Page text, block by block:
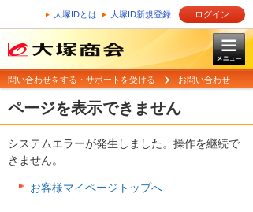
大塚IDとは 大塚ID新規登録 ログイン
問い合わせをする・サポートを受ける お問い合わせ
ページを表示できません
システムエラーが発生しました。操作を継続で
きません。
お客様マイページトップへ